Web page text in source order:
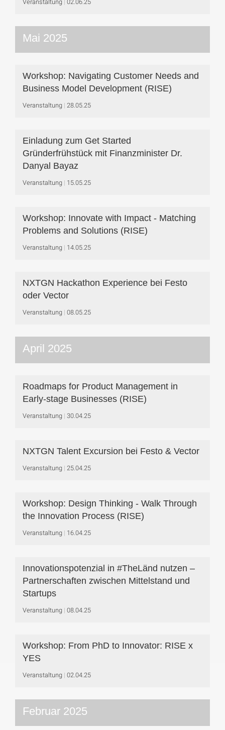
Mai 2025
Workshop: Navigating Customer Needs and
Business Model Development (RISE)
Veranstaltung 28.05.25
Einladung zum Get Started
Gründerfrühstück mit Finanzminister Dr.
Danyal Bayaz
Veranstaltung 15.05.25
Workshop: Innovate with Impact - Matching
Problems and Solutions (RISE)
Veranstaltung 14.05.25
NXTGN Hackathon Experience bei Festo
oder Vector
Veranstaltung 08.05.25
April 2025
Roadmaps for Product Management in
Early-stage Businesses (RISE)
Veranstaltung 30.04.25
NXTGN Talent Excursion bei Festo & Vector
Veranstaltung 25.04.25
Workshop: Design Thinking - Walk Through
the Innovation Process (RISE)
Veranstaltung 16.04.25
Innovationspotenzial in #TheLänd nutzen –
Partnerschaften zwischen Mittelstand und
Startups
Veranstaltung 08.04.25
Workshop: From PhD to Innovator: RISE x
YES
Veranstaltung 02.04.25
Februar 2025